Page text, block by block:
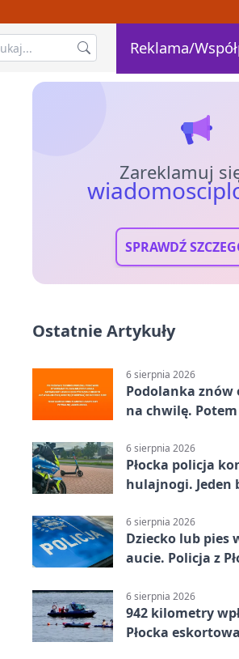
Reklama/
Zareklamuj
SPRAWDŹ
Ostatnie Artykuły
6 sierpnia 2026
Podolanka
na chwilę. Potem
6 sierpnia 2026
Płocka policja
hulajnogi. Jeden
6 sierpnia 2026
Dziecko lub pies
aucie. Policja z
6 sierpnia 2026
942 kilometry
Płocka